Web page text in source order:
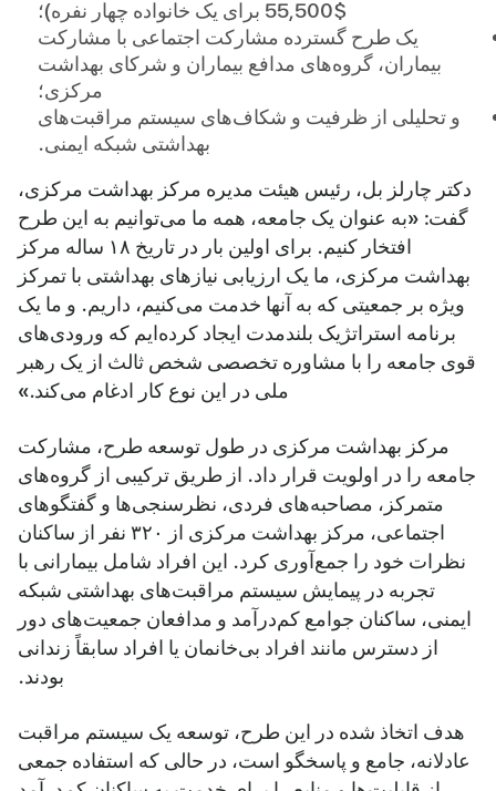
$55,500 برای یک خانواده چهار نفره)؛
یک طرح گسترده مشارکت اجتماعی با مشارکت
بیماران، گروه‌های مدافع بیماران و شرکای بهداشت
مرکزی؛
و تحلیلی از ظرفیت و شکاف‌های سیستم مراقبت‌های
بهداشتی شبکه ایمنی.
دکتر چارلز بل، رئیس هیئت مدیره مرکز بهداشت مرکزی،
گفت: «به عنوان یک جامعه، همه ما می‌توانیم به این طرح
افتخار کنیم. برای اولین بار در تاریخ ۱۸ ساله مرکز
بهداشت مرکزی، ما یک ارزیابی نیازهای بهداشتی با تمرکز
ویژه بر جمعیتی که به آنها خدمت می‌کنیم، داریم. و ما یک
برنامه استراتژیک بلندمدت ایجاد کرده‌ایم که ورودی‌های
قوی جامعه را با مشاوره تخصصی شخص ثالث از یک رهبر
ملی در این نوع کار ادغام می‌کند.»
مرکز بهداشت مرکزی در طول توسعه طرح، مشارکت
جامعه را در اولویت قرار داد. از طریق ترکیبی از گروه‌های
متمرکز، مصاحبه‌های فردی، نظرسنجی‌ها و گفتگوهای
اجتماعی، مرکز بهداشت مرکزی از ۳۲۰ نفر از ساکنان
نظرات خود را جمع‌آوری کرد. این افراد شامل بیمارانی با
تجربه در پیمایش سیستم مراقبت‌های بهداشتی شبکه
ایمنی، ساکنان جوامع کم‌درآمد و مدافعان جمعیت‌های دور
از دسترس مانند افراد بی‌خانمان یا افراد سابقاً زندانی
بودند.
هدف اتخاذ شده در این طرح، توسعه یک سیستم مراقبت
عادلانه، جامع و پاسخگو است، در حالی که استفاده جمعی